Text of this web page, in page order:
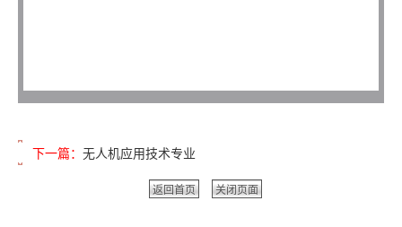
下一篇： 无人机应用技术专业
返回首页 关闭页面